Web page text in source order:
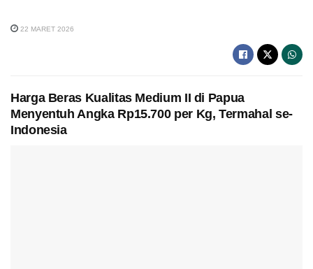
22 MARET 2026
Harga Beras Kualitas Medium II di Papua
Menyentuh Angka Rp15.700 per Kg, Termahal se-
Indonesia